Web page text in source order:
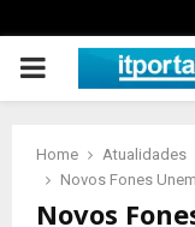
PRIMARY
Home
Atualidades
Novos Fones
Novos